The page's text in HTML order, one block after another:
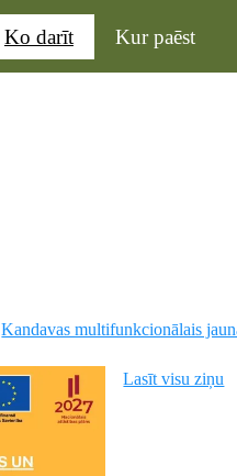
Ko darīt Kur paēst
Kandavas multifunkcionālais
Lasīt visu ziņu